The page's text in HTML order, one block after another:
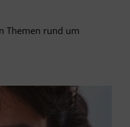
Themen rund um